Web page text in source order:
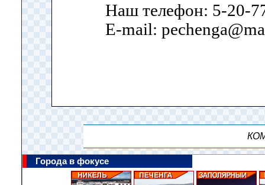
Наш телефон: 5-20-
E-mail:
Города в фокусе